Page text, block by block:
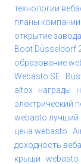
технологии
планы
открытие
Boot Düsseldorf
образование
Webasto SE
altox
награды
электрический
webasto лучший
цена webasto
доходность
крыши
webasto